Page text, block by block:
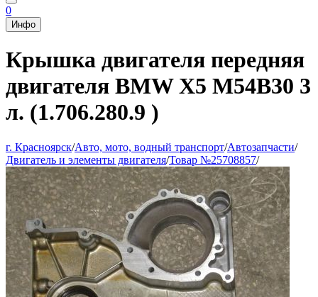
0
Инфо
Крышка двигателя передняя
двигателя BMW X5 M54B30 3
л. (1.706.280.9 )
г. Красноярск/Авто, мото, водный транспорт/Автозапчасти/
Двигатель и элементы двигателя/Товар №25708857/